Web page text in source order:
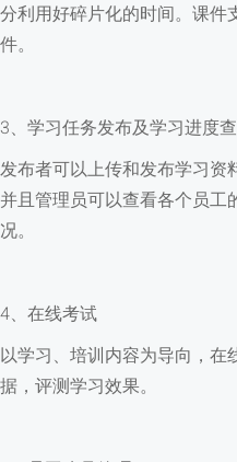
分利用好碎片化的时间。课
件。
3、学习任务发布及学习进度
发布者可以上传和发布学习资
并且管理员可以查看各个员
况。
4、在线考试
以学习、培训内容为导向，
据，评测学习效果。